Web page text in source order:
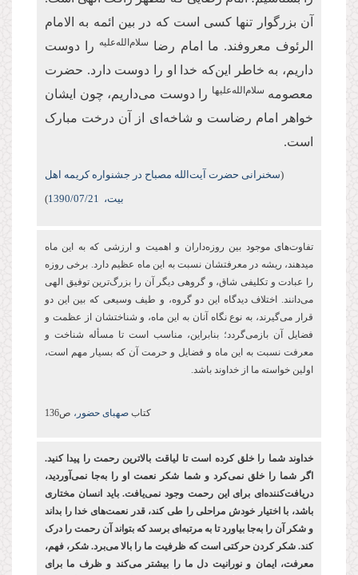
آن بزرگوار تنها کسی است که در بین ائمه به الامام
الرئوف معروفند. ما امام رضا سلام‌الله‌علیه را دوست
داریم، به خاطر این‌که خدا او را دوست دارد. حضرت
معصومه سلام‌الله‌علیها را دوست می‌داریم، چون ایشان
خواهر امام رضاست و شاخه‌ای از آن درخت مبارک
است.
(سخنرانی حضرت آیت‌الله مصباح در جشنواره کریمه اهل
بیت،
1390/07/21
)
تفاوت‌های موجود بین روزه‌‏داران و اهمیت و ارزشی كه به این ماه
می‏دهند، ریشه در معرفتشان نسبت به این ماه عظیم دارد. برخی روزه
را عبادت و تكلیفی شاق، و گروهی دیگر آن را بزرگ‌ترین توفیق الهی
می‌دانند. اختلاف دیدگاه این دو گروه، و طیف وسیعی که بین این دو
قرار می‌گیرند، به نوع نگاه آنان به این ماه، و شناختشان از عظمت و
فضایل آن بازمی‌گردد؛ بنابراین، مناسب است تا مسأله شناخت و
معرفت نسبت به این ماه و فضایل و حرمت آن که بسیار مهم است،
اولین خواسته ما از خداوند باشد.
کتاب صهبای حضور، ص136
خداوند شما را خلق کرده ‌است تا لیاقت بالاترین رحمت را پیدا کنید.
اگر شما را خلق نمی‌کرد و شما شکر نعمت او را به‌جا نمی‌آوردید،
دریافت‌کننده‌ای برای این رحمت وجود نمی‌یافت. باید انسان مختاری
باشد، با اختیار خودش مراحلی را طی کند، قدر نعمت‌های خدا را بداند
و شکر آن را به‌جا بیاورد تا به مرتبه‌ای برسد که بتواند آن رحمت را درک
کند. شکر کردن حرکتی است که ظرفیت ما را بالا می‌برد. شکر، فهم،
معرفت، ایمان و نورانیت دل ما را بیشتر می‌کند و ظرف ما برای